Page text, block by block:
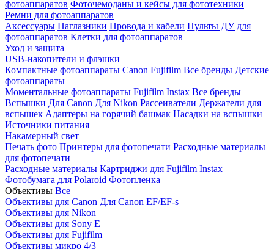
фотоаппаратов Фоточемоданы и кейсы для фототехники
Ремни для фотоаппаратов
Аксессуары Наглазники Провода и кабели Пульты ДУ для
фотоаппаратов Клетки для фотоаппаратов
Уход и защита
USB-накопители и флэшки
Компактные фотоаппараты Canon Fujifilm Все бренды Детские
фотоаппараты
Моментальные фотоаппараты Fujifilm Instax Все бренды
Вспышки Для Canon Для Nikon Рассеиватели Держатели для
вспышек Адаптеры на горячий башмак Насадки на вспышки
Источники питания
Накамерный свет
Печать фото Принтеры для фотопечати Расходные материалы
для фотопечати
Расходные материалы Картриджи для Fujifilm Instax
Фотобумага для Polaroid Фотопленка
Объективы Все
Объективы для Canon Для Canon EF/EF-s
Объективы для Nikon
Объективы для Sony E
Объективы для Fujifilm
Объективы микро 4/3